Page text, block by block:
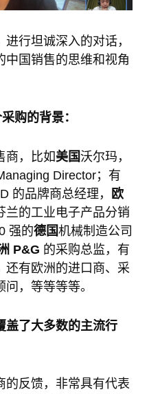
行坦诚深入的对话，
中国销售的思维和视角
购的背景：
商，比如美国沃尔玛，
Director；有
的品牌商总经理，
欧
兰的工业电子产品分销
强的德国机械制造公司
P&G 的采购总监，有
还有欧洲的进口商、采
，等等等等。
盖了大多数的主流行
的反馈，非常具有代表